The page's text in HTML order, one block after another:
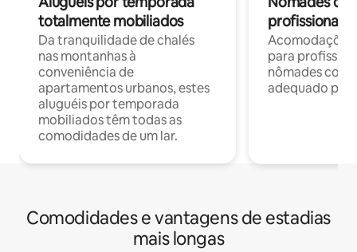
totalmente mobiliados
Da tranquilidade de chalés
nas montanhas à
conveniência de
apartamentos urbanos, estes
aluguéis por temporada
mobiliados têm todas as
comodidades de um lar.
profissionais
para
nômades com
adequado
Comodidades e vantagens de estadias
mais longas